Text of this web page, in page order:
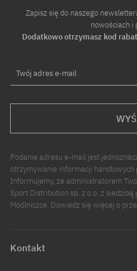
Zapisz się do naszego
nowościach i
Dodatkowo otrzymasz kod
Twój adres e-mail
Podanie adresu e-mail jest
otrzymywanie informacji handlowych
Informujemy, że administratorem
Sport Distribution sp. z o.o. z
Modlniczce. Dowiedz się więcej o
Kontakt